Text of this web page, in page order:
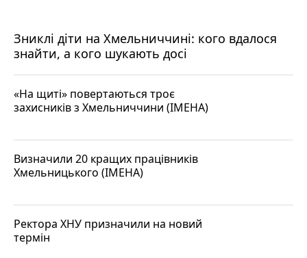
Зниклі діти на Хмельниччині: кого вдалося
знайти, а кого шукають досі
«На щиті» повертаються троє
захисників з Хмельниччини (ІМЕНА)
Визначили 20 кращих працівників
Хмельницького (ІМЕНА)
Ректора ХНУ призначили на новий
термін